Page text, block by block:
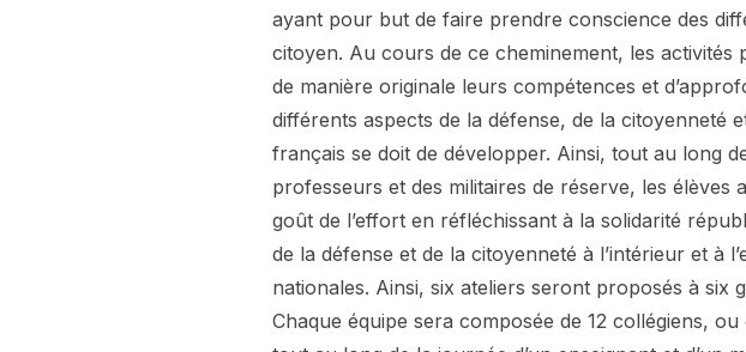
ayant pour but de faire prendre conscience des
citoyen. Au cours de ce cheminement, les activités
de manière originale leurs compétences et
différents aspects de la défense, de la citoyenneté
français se doit de développer. Ainsi, tout au long
professeurs et des militaires de réserve, les élèves
goût de l’effort en réfléchissant à la solidarité
de la défense et de la citoyenneté à l’intérieur et à
nationales. Ainsi, six ateliers seront proposés à six
Chaque équipe sera composée de 12 collégiens,